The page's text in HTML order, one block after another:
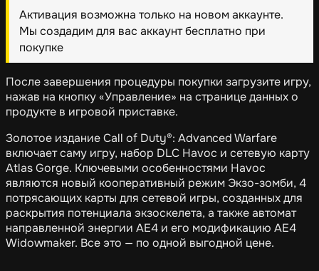
Активация возможна только на новом аккаунте.
Мы создадим для вас аккаунт бесплатно при
покупке
После завершения процедуры покупки загрузите игру,
нажав на кнопку «Управление» на странице данных о
продукте в игровой приставке.
Золотое издание Call of Duty®: Advanced Warfare
включает саму игру, набор DLC Havoc и сетевую карту
Atlas Gorge. Ключевыми особенностями Havoc
являются новый кооперативный режим Экзо-зомби, 4
потрясающих карты для сетевой игры, созданных для
раскрытия потенциала экзоскелета, а также автомат
направленной энергии AE4 и его модификацию AE4
Widowmaker. Все это — по одной выгодной цене.